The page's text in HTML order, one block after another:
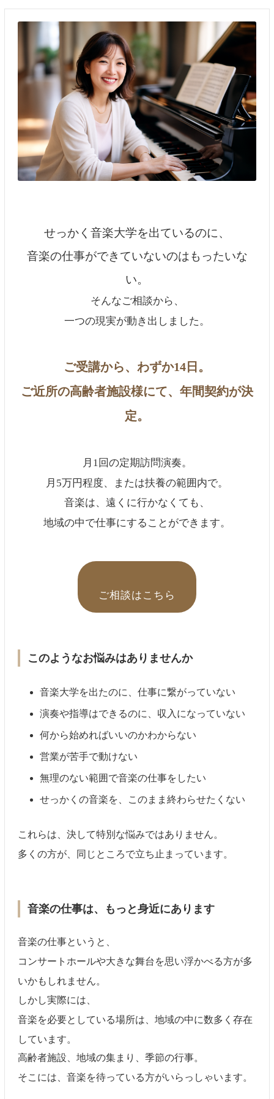
せっかく音楽大学を出ているのに、
音楽の仕事ができていないのはもったいな
い。
そんなご相談から、
一つの現実が動き出しました。
ご受講から、わずか14日。
ご近所の高齢者施設様にて、年間契約が決
定。
月1回の定期訪問演奏。
月5万円程度、または扶養の範囲内で。
音楽は、遠くに行かなくても、
地域の中で仕事にすることができます。
ご相談はこちら
このようなお悩みはありませんか
音楽大学を出たのに、仕事に繋がっていない
演奏や指導はできるのに、収入になっていない
何から始めればいいのかわからない
営業が苦手で動けない
無理のない範囲で音楽の仕事をしたい
せっかくの音楽を、このまま終わらせたくない
これらは、決して特別な悩みではありません。
多くの方が、同じところで立ち止まっています。
音楽の仕事は、もっと身近にあります
音楽の仕事というと、
コンサートホールや大きな舞台を思い浮かべる方が多
いかもしれません。
しかし実際には、
音楽を必要としている場所は、地域の中に数多く存在
しています。
高齢者施設、地域の集まり、季節の行事。
そこには、音楽を待っている方がいらっしゃいます。